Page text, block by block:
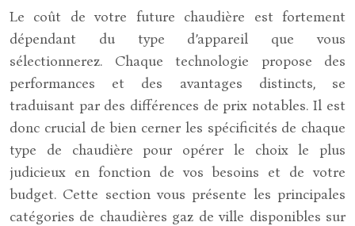
Le coût de votre future chaudière est fortement
dépendant du type d’appareil que vous
sélectionnerez. Chaque technologie propose des
performances et des avantages distincts, se
traduisant par des différences de prix notables. Il est
donc crucial de bien cerner les spécificités de chaque
type de chaudière pour opérer le choix le plus
judicieux en fonction de vos besoins et de votre
budget. Cette section vous présente les principales
catégories de chaudières gaz de ville disponibles sur